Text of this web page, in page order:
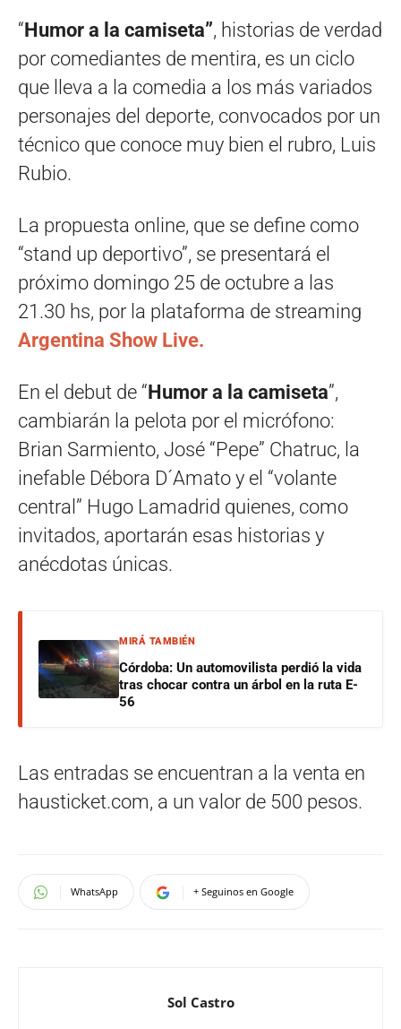
“ Humor a la camiseta”, historias de verdad
por comediantes de mentira, es un ciclo
que lleva a la comedia a los más variados
personajes del deporte, convocados por un
técnico que conoce muy bien el rubro, Luis
Rubio.
La propuesta online, que se define como
“stand up deportivo”, se presentará el
próximo domingo 25 de octubre a las
21.30 hs, por la plataforma de streaming
Argentina Show Live.
En el debut de “ Humor a la camiseta”,
cambiarán la pelota por el micrófono:
Brian Sarmiento, José “Pepe” Chatruc, la
inefable Débora D´Amato y el “volante
central” Hugo Lamadrid quienes, como
invitados, aportarán esas historias y
anécdotas únicas.
MIRÁ TAMBIÉN
Córdoba: Un automovilista perdió la vida
tras chocar contra un árbol en la ruta E-
56
Las entradas se encuentran a la venta en
hausticket.com, a un valor de 500 pesos.
WhatsApp + Seguinos en Google
Sol Castro